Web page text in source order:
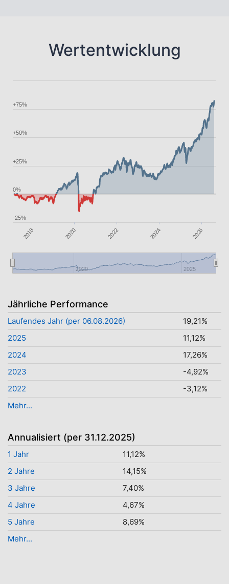
Wertentwicklung
2018 2020 2022 2024 2026
2020 2025
-25%
0%
+25%
+50%
+75%
Jährliche Performance
Laufendes Jahr (per 06.08.2026)
19,21%
2025
11,12%
2024
17,26%
2023
-4,92%
2022
-3,12%
Mehr...
Annualisiert (per 31.12.2025)
1 Jahr
11,12%
2 Jahre
14,15%
3 Jahre
7,40%
4 Jahre
4,67%
5 Jahre
8,69%
Mehr...